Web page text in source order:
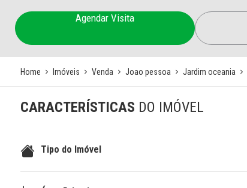
Agendar Visita
Home Imóveis Venda Joao pessoa Jardim oceania
CARACTERÍSTICAS DO IMÓVEL
Tipo do Imóvel